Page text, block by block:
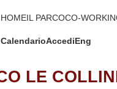
HOMEIL PARCOCO-
CalendarioAccediEng
LE